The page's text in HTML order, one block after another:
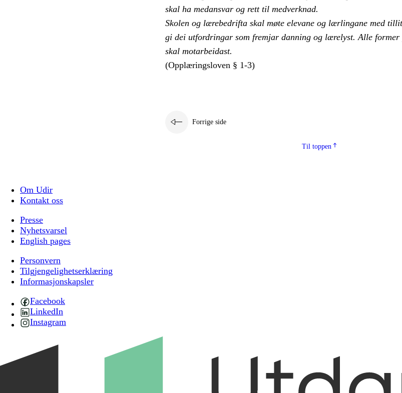
skal ha medansvar og rett til medverknad.
Skolen og lærebedrifta skal møte elevane og lærlingane med
gi dei utfordringar som fremjar danning og lærelyst. Alle
skal motarbeidast.
(Opplæringsloven § 1-3)
Forrige side
Til toppen
Om Udir
Kontakt oss
Presse
Nyhetsvarsel
English pages
Personvern
Tilgjengelighetserklæring
Informasjonskapsler
Facebook
LinkedIn
Instagram